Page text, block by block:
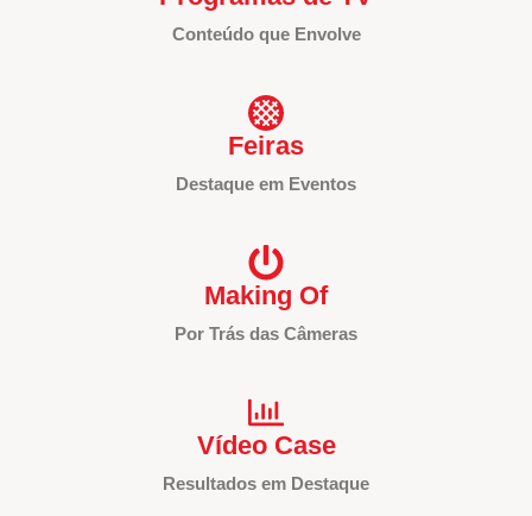
Conteúdo que Envolve
Feiras
Destaque em Eventos
Making Of
Por Trás das Câmeras
Vídeo Case
Resultados em Destaque